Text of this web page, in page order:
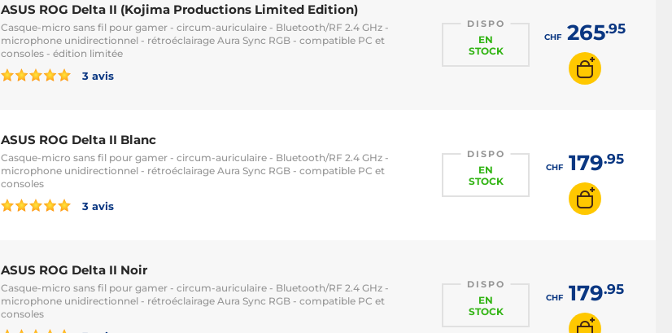
ASUS ROG Delta II (Kojima Productions Limited Edition)
Casque-micro sans fil pour gamer - circum-auriculaire - Bluetooth/RF 2.4 GHz -
microphone unidirectionnel - rétroéclairage Aura Sync RGB - compatible PC et
consoles - édition limitée
3 avis
DISPO
EN
STOCK
CHF265.95
ASUS ROG Delta II Blanc
Casque-micro sans fil pour gamer - circum-auriculaire - Bluetooth/RF 2.4 GHz -
microphone unidirectionnel - rétroéclairage Aura Sync RGB - compatible PC et
consoles
3 avis
DISPO
EN
STOCK
CHF179.95
ASUS ROG Delta II Noir
Casque-micro sans fil pour gamer - circum-auriculaire - Bluetooth/RF 2.4 GHz -
microphone unidirectionnel - rétroéclairage Aura Sync RGB - compatible PC et
consoles
DISPO
EN
STOCK
CHF179.95